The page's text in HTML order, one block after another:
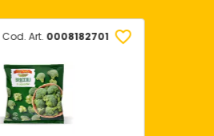
Cod. Art. 0008182701